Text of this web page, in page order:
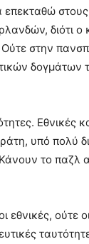
επεκταθώ
διότι ο
στην
δογμάτων
Εθνικές
υπό πολύ
το παζλ
εθνικές, ούτε